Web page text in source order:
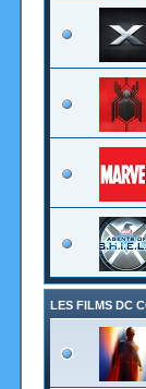
LES FILMS DC